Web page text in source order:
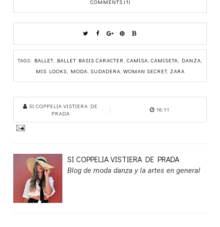
COMMENTS (1)
TAGS: BALLET, BALLET BASIS CARACTER CAMISA CAMISETA DANZA
MIS LOOKS
MODA SUDADERA WOMAN SECRET, ZARA
SI COPPELIA VISTIERA DE
PRADA
16:11
SI COPPELIA VISTIERA DE PRADA
Blog de moda danza y la artes en general